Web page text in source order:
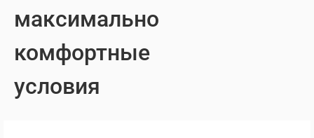
максимально
комфортные
условия